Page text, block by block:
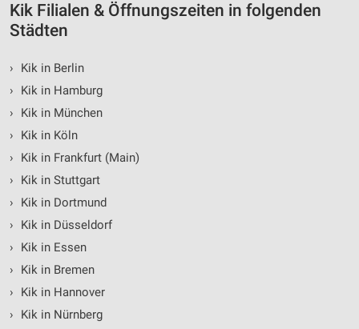
Kik Filialen & Öffnungszeiten in folgenden
Städten
›
Kik in Berlin
›
Kik in Hamburg
›
Kik in München
›
Kik in Köln
›
Kik in Frankfurt (Main)
›
Kik in Stuttgart
›
Kik in Dortmund
›
Kik in Düsseldorf
›
Kik in Essen
›
Kik in Bremen
›
Kik in Hannover
›
Kik in Nürnberg